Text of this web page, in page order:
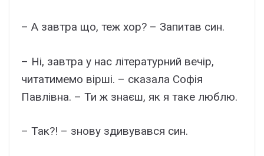
– А завтра що, теж хор? – Запитав син.
– Ні, завтра у нас літературний вечір,
читатимемо вірші. – сказала Софія
Павлівна. – Ти ж знаєш, як я таке люблю.
– Так?! – знову здивувався син.